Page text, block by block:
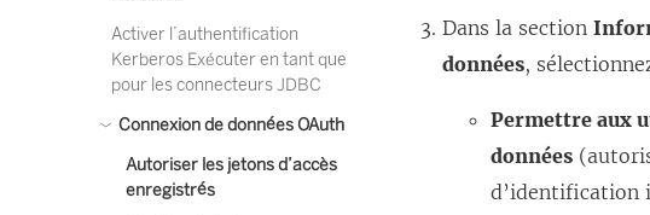
Activer l’authentification
Kerberos Exécuter en tant que
pour les connecteurs JDBC
Connexion de données OAuth
Autoriser les jetons d’accès
enregistrés
Dans la section
données,
Permettre aux
données
d’identification